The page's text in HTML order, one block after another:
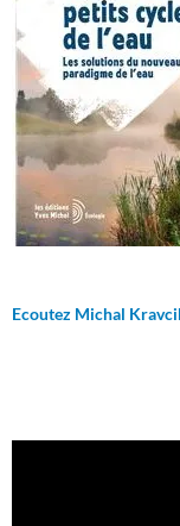
Ecoutez Michal